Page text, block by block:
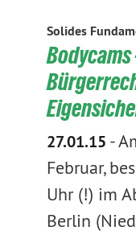
Solides
27.01.15 -
Februar,
Uhr (!) im
Berlin